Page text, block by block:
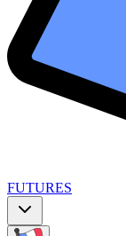
FUTURES